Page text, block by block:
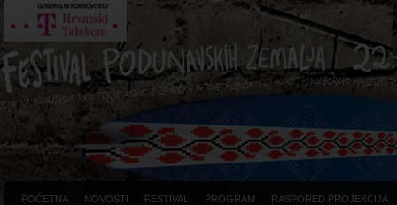
POČETNA NOVOSTI FESTIVAL PROGRAM RASPORED PROJEKCIJA